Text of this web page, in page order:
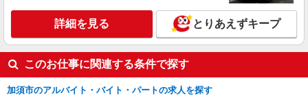
株式会社とりせん
スーパーマーケットの販売職
月給206,000円〜268,200円（経験等による）
卒]月給216,500円〜 [大卒]月給240,000円〜
詳細を見る とりあえずキープ
このお仕事に関連する条件で探す
加須市のアルバイト・バイト・パートの求人を探す